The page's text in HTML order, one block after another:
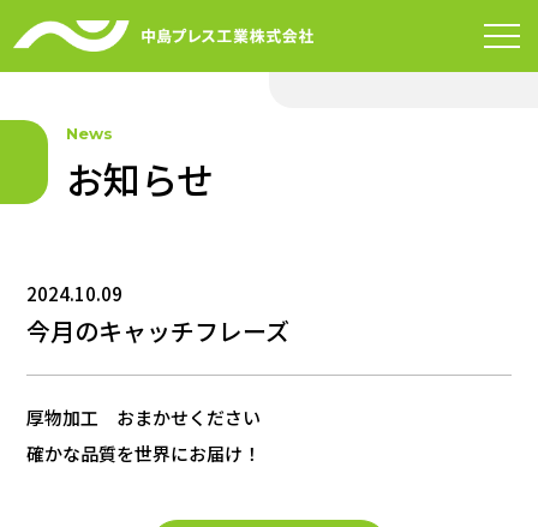
News
お知らせ
2024.10.09
今月のキャッチフレーズ
厚物加工 おまかせください
確かな品質を世界にお届け！